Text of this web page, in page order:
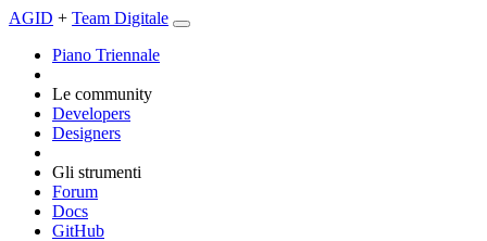
AGID + Team Digitale
Piano Triennale
Le community
Developers
Designers
Gli strumenti
Forum
Docs
GitHub